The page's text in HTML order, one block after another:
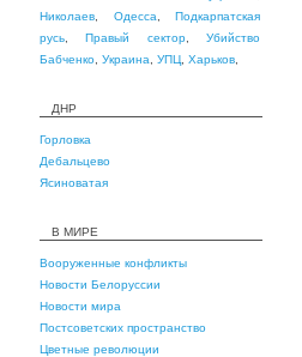
Николаев
Одесса
Подкарпатская
русь ,Правый сектор,Убийство
Бабченко Украина УПЦ Харьков
ДНР
Горловка
Дебальцево
Ясиноватая
В МИРЕ
Вооруженные конфликты
Новости Белоруссии
Новости мира
Постсоветских пространство
Цветные революции